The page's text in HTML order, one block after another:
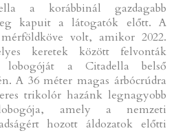
a korábbinál gazdagabb
kapuit a látogatók előtt. A
volt, amikor 2022.
keretek között felvonták
lobogóját a Citadella belső
A 36 méter magas árbócrúdra
trikolór hazánk legnagyobb
amely a nemzeti
hozott áldozatok előtti